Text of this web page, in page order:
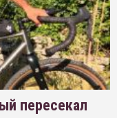
пересекал